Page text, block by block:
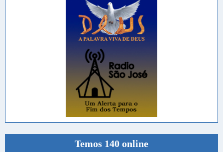
Temos 140 online